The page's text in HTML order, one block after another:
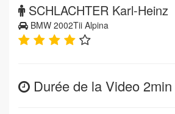
SCHLACHTER Karl-Heinz
BMW 2002Tii Alpina
Durée de la Video